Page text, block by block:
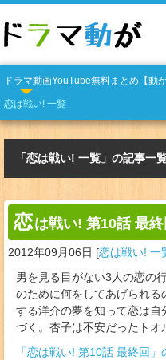
ドラマ動画YouTube無料まとめ【動
恋は戦い! 一覧
「恋は戦い! 一覧」の記事一
恋は戦い! 第10話 最終
2012年09月06日 [恋は戦い! 一
男を見る目がない3人の恋の
のために何をしてあげられ
する洋介の夢を知って恋は
づく。杏子は不安だったトオ
「恋は戦い! 第10話 最終回